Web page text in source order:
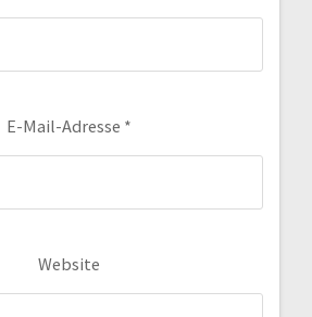
E-Mail-Adresse *
Website